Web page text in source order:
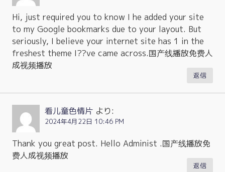
Hi, just required you to know I he added your site
to my Google bookmarks due to your layout. But
seriously, I believe your internet site has 1 in the
freshest theme I??ve came across.国产线播放免费人
成视频播放
返信
看儿童色情片 より:
2024年4月22日 10:46 PM
Thank you great post. Hello Administ .国产线播放免
费人成视频播放
返信